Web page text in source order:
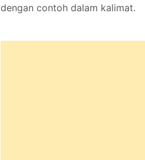
dengan contoh dalam kalimat.